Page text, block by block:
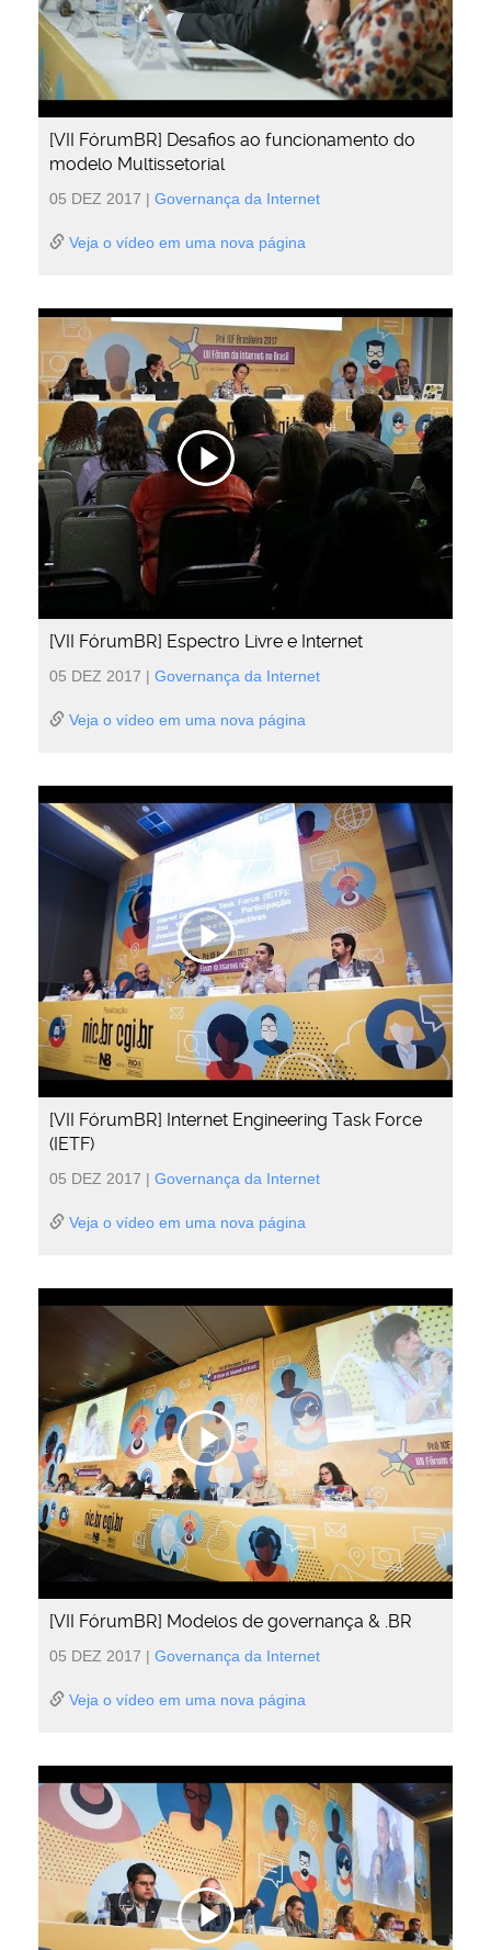
[VII FórumBR] Desafios ao funcionamento do
modelo Multissetorial
05 DEZ 2017 | Governança da Internet
Veja o vídeo em uma nova página
[VII FórumBR] Espectro Livre e Internet
05 DEZ 2017 | Governança da Internet
Veja o vídeo em uma nova página
[VII FórumBR] Internet Engineering Task Force
(IETF)
05 DEZ 2017 | Governança da Internet
Veja o vídeo em uma nova página
[VII FórumBR] Modelos de governança & .BR
05 DEZ 2017 | Governança da Internet
Veja o vídeo em uma nova página